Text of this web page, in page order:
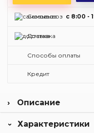
Самовывоз c 8:00 -
Доставка
Способы оплаты
Кредит
Описание
представляет широкий
Характеристики